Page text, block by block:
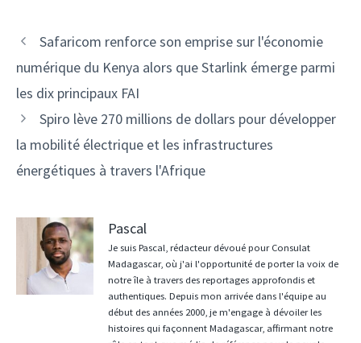
Navigation
des
Safaricom renforce son emprise sur l'économie
numérique du Kenya alors que Starlink émerge parmi
les dix principaux FAI
Spiro lève 270 millions de dollars pour développer
la mobilité électrique et les infrastructures
énergétiques à travers l'Afrique
Pascal
Je suis Pascal, rédacteur dévoué pour Consulat
Madagascar, où j'ai l'opportunité de porter la voix de
notre île à travers des reportages approfondis et
authentiques. Depuis mon arrivée dans l'équipe au
début des années 2000, je m'engage à dévoiler les
histoires qui façonnent Madagascar, affirmant notre